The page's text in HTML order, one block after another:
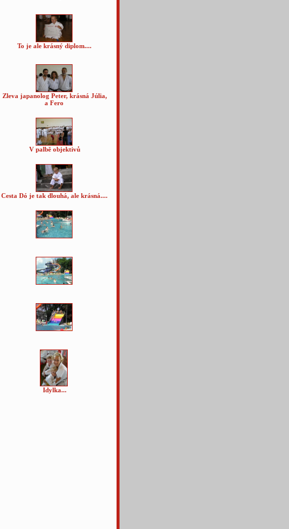
To je ale krásný diplom....
Zleva japanolog Peter, krásná Júlia,
a Fero
V palbě objektivů
Cesta Dó je tak dlouhá, ale krásná....
Idylka...